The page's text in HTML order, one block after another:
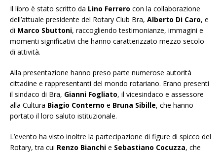
Il libro è stato scritto da Lino Ferrero con la collaborazione
dell’attuale presidente del Rotary Club Bra, Alberto Di Caro, e
di Marco Sbuttoni, raccogliendo testimonianze, immagini e
momenti significativi che hanno caratterizzato mezzo secolo
di attività.
Alla presentazione hanno preso parte numerose autorità
cittadine e rappresentanti del mondo rotariano. Erano presenti
il sindaco di Bra, Gianni Fogliato, il vicesindaco e assessore
alla Cultura Biagio Conterno e Bruna Sibille, che hanno
portato il loro saluto istituzionale.
L’evento ha visto inoltre la partecipazione di figure di spicco del
Rotary, tra cui Renzo Bianchi e Sebastiano Cocuzza, che